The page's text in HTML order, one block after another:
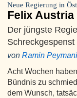
Neue Regierung in
Felix Austria
Der jüngste
Schreckgespenst
von Ramin Peymani
Acht Wochen
Bündnis zu
dem Wunsch,